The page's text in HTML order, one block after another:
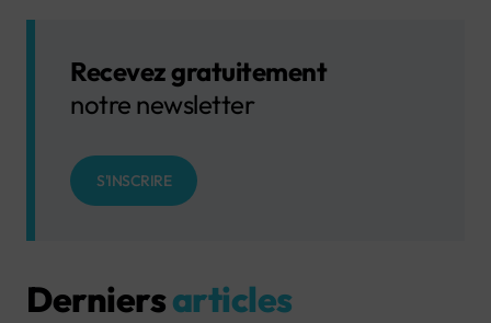
Recevez gratuitement
notre newsletter
S'INSCRIRE
Derniersarticles